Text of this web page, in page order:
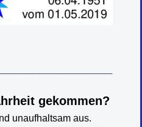
gekommen?
unaufhaltsam aus.